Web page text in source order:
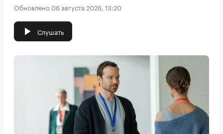
Обновлено 06 августа 2026, 13:20
Слушать